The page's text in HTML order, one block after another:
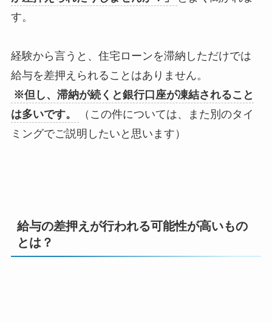
す。
経験から言うと、住宅ローンを滞納しただけでは
給与を差押えられることはありません。
※但し、滞納が続くと銀行口座が凍結されること
は多いです。
（この件については、また別のタイ
ミングでご説明したいと思います）
給与の差押えが行われる可能性が高いもの
とは？